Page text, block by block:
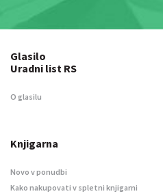
Glasilo
Uradni list RS
O glasilu
Knjigarna
Novo v ponudbi
Kako nakupovati v spletni knjigarni